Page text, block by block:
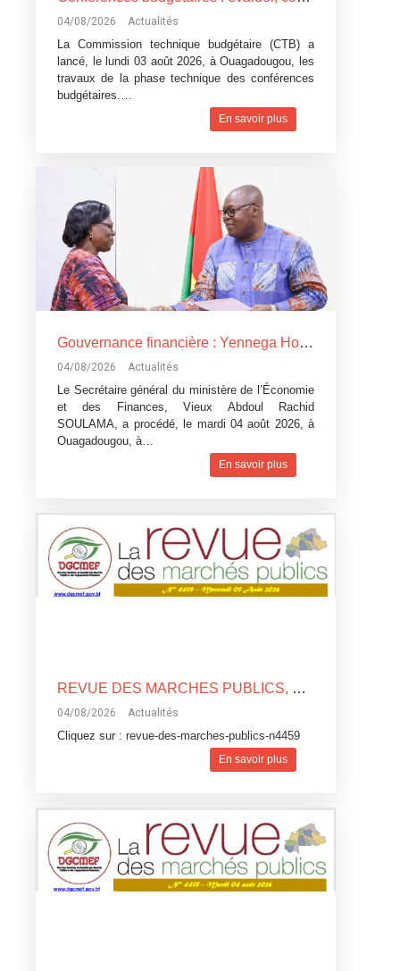
04/08/2026 Actualités
La Commission technique budgétaire (CTB) a
lancé, le lundi 03 août 2026, à Ouagadougou, les
travaux de la phase technique des conférences
budgétaires.…
En savoir plus
Gouvernance financière : Yennega Holding se dote de son premier Conseil d’administration
04/08/2026 Actualités
Le Secrétaire général du ministère de l’Économie
et des Finances, Vieux Abdoul Rachid
SOULAMA, a procédé, le mardi 04 août 2026, à
Ouagadougou, à…
En savoir plus
REVUE DES MARCHES PUBLICS, N°4459
04/08/2026 Actualités
Cliquez sur : revue-des-marches-publics-n4459
En savoir plus